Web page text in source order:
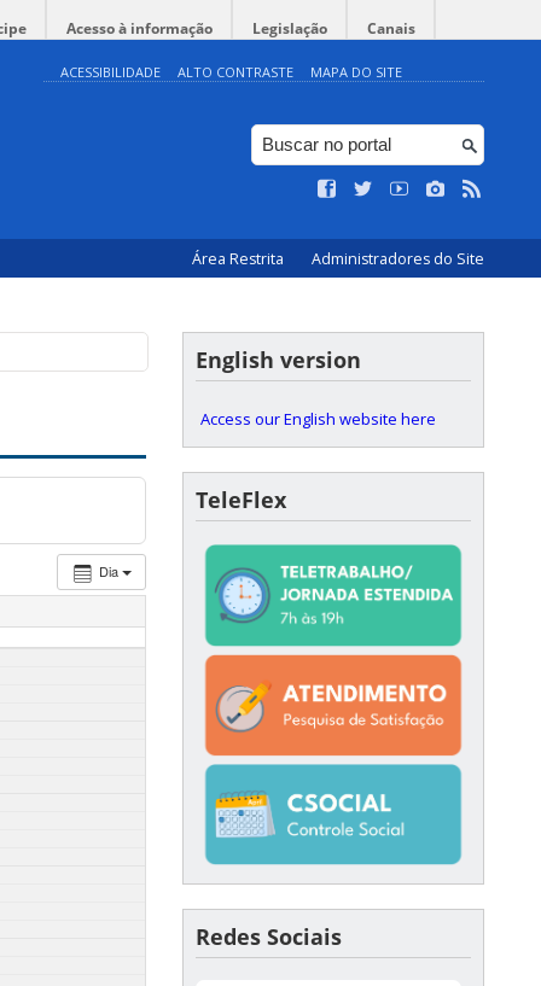
Acesso à informação Legislação Canais
ACESSIBILIDADE ALTO CONTRASTE MAPA DO SITE
Área Restrita Administradores do Site
Dia
English version
Access our English website here
TeleFlex
Redes Sociais